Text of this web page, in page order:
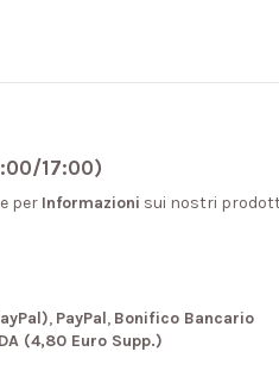
17:00)
per Informazioni sui nostri
, PayPal, Bonifico Bancario
(4,80 Euro Supp.)